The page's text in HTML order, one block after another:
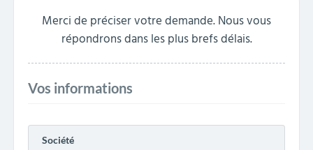
Merci de préciser votre demande. Nous vous
répondrons dans les plus brefs délais.
Vos informations